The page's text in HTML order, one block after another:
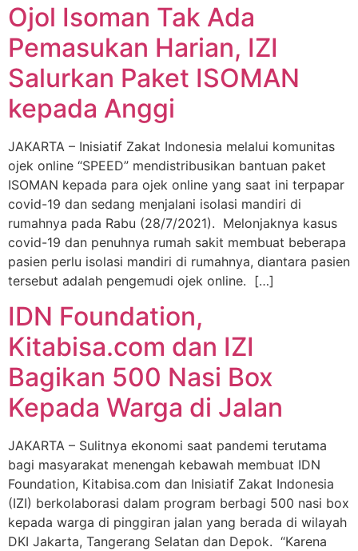
Ojol Isoman Tak Ada
Pemasukan Harian, IZI
Salurkan Paket ISOMAN
kepada Anggi
JAKARTA – Inisiatif Zakat Indonesia melalui komunitas
ojek online “SPEED” mendistribusikan bantuan paket
ISOMAN kepada para ojek online yang saat ini terpapar
covid-19 dan sedang menjalani isolasi mandiri di
rumahnya pada Rabu (28/7/2021). Melonjaknya kasus
covid-19 dan penuhnya rumah sakit membuat beberapa
pasien perlu isolasi mandiri di rumahnya, diantara pasien
tersebut adalah pengemudi ojek online. […]
IDN Foundation,
Kitabisa.com dan IZI
Bagikan 500 Nasi Box
Kepada Warga di Jalan
JAKARTA – Sulitnya ekonomi saat pandemi terutama
bagi masyarakat menengah kebawah membuat IDN
Foundation, Kitabisa.com dan Inisiatif Zakat Indonesia
(IZI) berkolaborasi dalam program berbagi 500 nasi box
kepada warga di pinggiran jalan yang berada di wilayah
DKI Jakarta, Tangerang Selatan dan Depok. “Karena